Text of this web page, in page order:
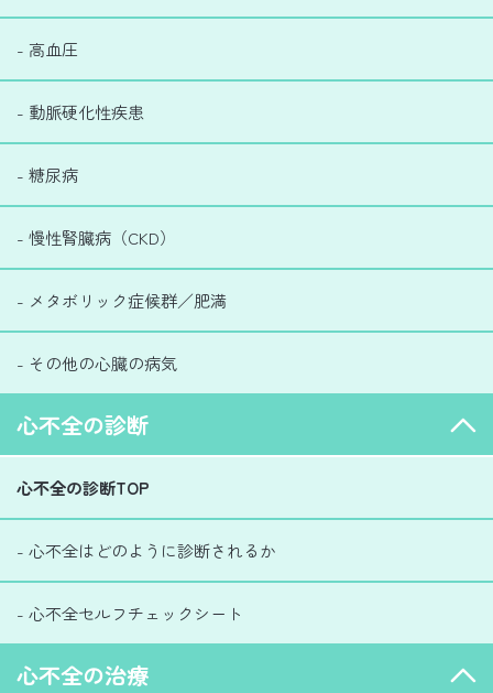
- 高血圧
- 動脈硬化性疾患
- 糖尿病
- 慢性腎臓病（CKD）
- メタボリック症候群／肥満
- その他の心臓の病気
心不全の診断
心不全の診断TOP
- 心不全はどのように診断されるか
- 心不全セルフチェックシート
心不全の治療